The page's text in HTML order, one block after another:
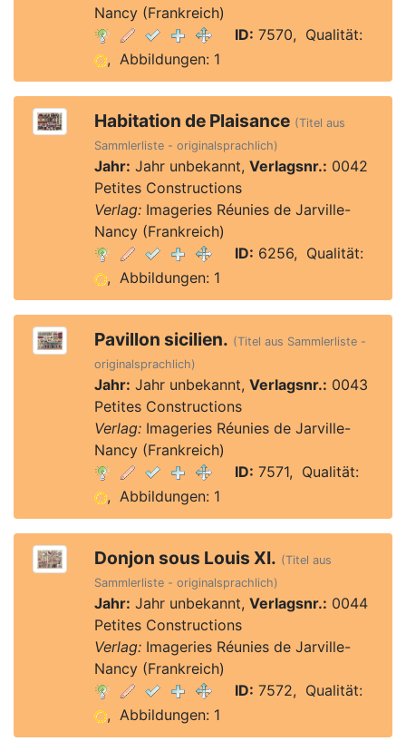
Nancy (Frankreich)
ID: 7570, Qualität:
, Abbildungen: 1
Habitation de Plaisance (Titel aus
Sammlerliste - originalsprachlich)
Jahr: Jahr unbekannt, Verlagsnr.: 0042
Petites Constructions
Verlag:Imageries Réunies de Jarville-
Nancy (Frankreich)
ID: 6256, Qualität:
, Abbildungen: 1
Pavillon sicilien. (Titel aus Sammlerliste -
originalsprachlich)
Jahr: Jahr unbekannt, Verlagsnr.: 0043
Petites Constructions
Verlag:Imageries Réunies de Jarville-
Nancy (Frankreich)
ID: 7571, Qualität:
, Abbildungen: 1
Donjon sous Louis XI. (Titel aus
Sammlerliste - originalsprachlich)
Jahr: Jahr unbekannt, Verlagsnr.: 0044
Petites Constructions
Verlag:Imageries Réunies de Jarville-
Nancy (Frankreich)
ID: 7572, Qualität:
, Abbildungen: 1